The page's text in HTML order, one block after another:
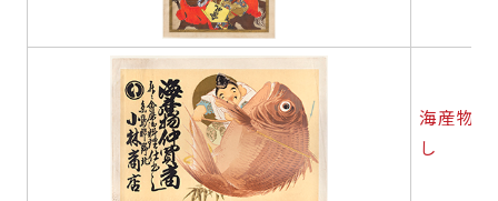
海産物
し